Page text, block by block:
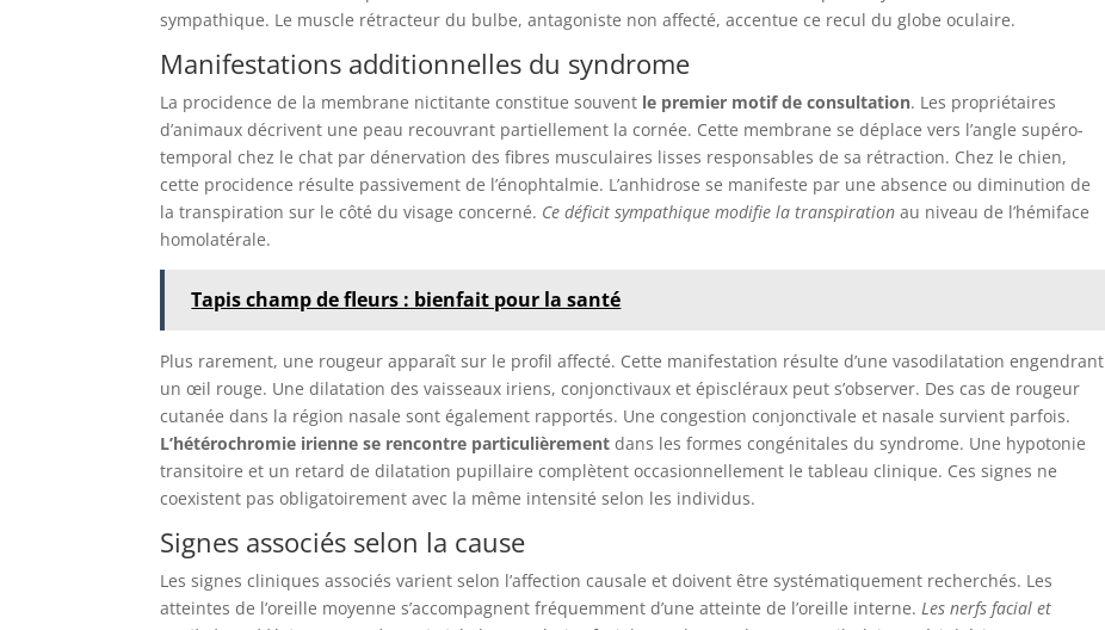
sympathique. Le muscle rétracteur du bulbe, antagoniste non affecté, accentue ce recul du globe oculaire.
Manifestations additionnelles du syndrome
La procidence de la membrane nictitante constitue souvent le premier motif de consultation. Les propriétaires
d’animaux décrivent une peau recouvrant partiellement la cornée. Cette membrane se déplace vers l’angle supéro-
temporal chez le chat par dénervation des fibres musculaires lisses responsables de sa rétraction. Chez le chien,
cette procidence résulte passivement de l’énophtalmie. L’anhidrose se manifeste par une absence ou diminution de
la transpiration sur le côté du visage concerné. Ce déficit sympathique modifie la transpiration au niveau de l’hémiface
homolatérale.
Tapis champ de fleurs : bienfait pour la santé
Plus rarement, une rougeur apparaît sur le profil affecté. Cette manifestation résulte d’une vasodilatation engendrant
un œil rouge. Une dilatation des vaisseaux iriens, conjonctivaux et épiscléraux peut s’observer. Des cas de rougeur
cutanée dans la région nasale sont également rapportés. Une congestion conjonctivale et nasale survient parfois.
L’hétérochromie irienne se rencontre particulièrement dans les formes congénitales du syndrome. Une hypotonie
transitoire et un retard de dilatation pupillaire complètent occasionnellement le tableau clinique. Ces signes ne
coexistent pas obligatoirement avec la même intensité selon les individus.
Signes associés selon la cause
Les signes cliniques associés varient selon l’affection causale et doivent être systématiquement recherchés. Les
atteintes de l’oreille moyenne s’accompagnent fréquemment d’une atteinte de l’oreille interne.Les nerfs facial et